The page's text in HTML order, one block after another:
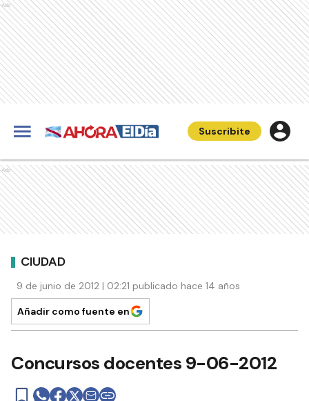
Ads
Suscribite
Ads
CIUDAD
9 de junio de 2012 | 02:21 publicado hace 14 años
Añadir como fuente en
Concursos docentes 9-06-2012